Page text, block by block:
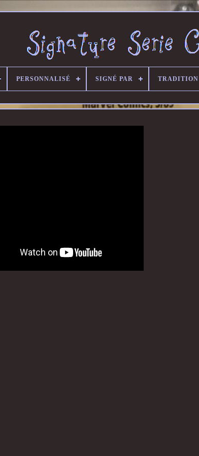
PERSONNALISÉ SIGNÉ PAR TRADITION